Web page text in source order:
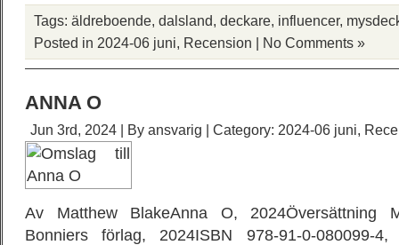
Tags: äldreboende, dalsland, deckare, influencer,
Posted in 2024-06 juni, Recension | No Comments »
ANNA O
Jun 3rd, 2024 | By ansvarig | Category: 2024-06 juni,
Av Matthew BlakeAnna O, 2024Översättning
Bonniers förlag, 2024ISBN 978-91-0-080099-